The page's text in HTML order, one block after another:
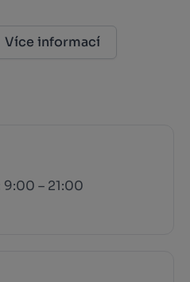
Více informací
– 21:00